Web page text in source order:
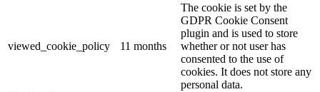
viewed_cookie_policy 11 months
The cookie is set by the
GDPR Cookie Consent
plugin and is used to store
whether or not user has
consented to the use of
cookies. It does not store any
personal data.